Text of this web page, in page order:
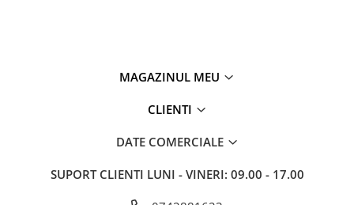
MAGAZINUL MEU
CLIENTI
DATE COMERCIALE
SUPORT CLIENTI LUNI - VINERI: 09.00 - 17.00